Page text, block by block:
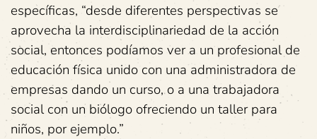
específicas, “desde diferentes perspectivas se
aprovecha la interdisciplinariedad de la acción
social, entonces podíamos ver a un profesional de
educación física unido con una administradora de
empresas dando un curso, o a una trabajadora
social con un biólogo ofreciendo un taller para
niños, por ejemplo.”